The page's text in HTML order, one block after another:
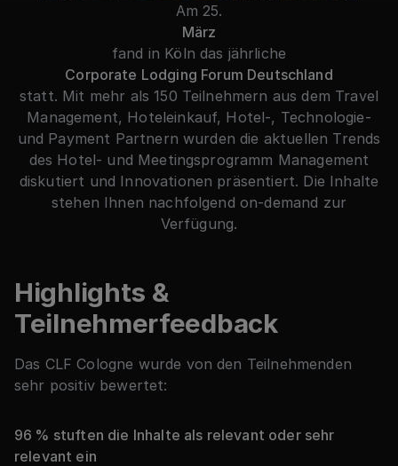
Am 25.
März
fand in Köln das jährliche
Corporate Lodging Forum Deutschland
statt. Mit mehr als 150 Teilnehmern aus dem Travel
Management, Hoteleinkauf, Hotel-, Technologie-
und Payment Partnern wurden die aktuellen Trends
des Hotel- und Meetingsprogramm Management
diskutiert und Innovationen präsentiert. Die Inhalte
stehen Ihnen nachfolgend on-demand zur
Verfügung.
Highlights &
Teilnehmerfeedback
Das CLF Cologne wurde von den Teilnehmenden
sehr positiv bewertet:
96 % stuften die Inhalte als relevant oder sehr
relevant ein